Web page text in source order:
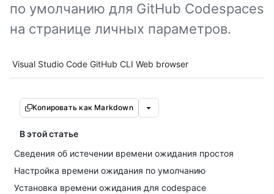
по умолчанию для GitHub Codespaces
на странице личных параметров.
Tool navigation
Visual Studio Code GitHub CLI Web browser
Копировать как Markdown
В этой статье
Сведения об истечении времени ожидания простоя
Настройка времени ожидания по умолчанию
Установка времени ожидания для codespace